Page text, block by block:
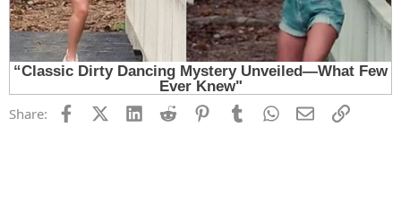
Share: FacebookX (Twitter)
LinkedInReddit PinterestTumblrWhatsApp
EmailLink